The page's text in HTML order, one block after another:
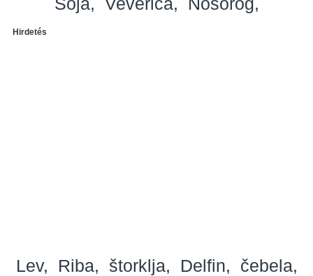
Hirdetés
Lev Riba štorklja Delfin
čebela